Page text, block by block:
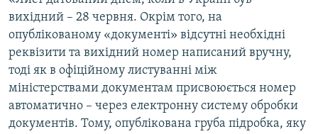
вихідний – 28 червня. Окрім того, на
опублікованому «документі» відсутні необхідні
реквізити та вихідний номер написаний вручну,
тоді як в офіційному листуванні між
міністерствами документам присвоюється номер
автоматично – через електронну систему обробки
документів. Тому, опублікована груба підробка, яку